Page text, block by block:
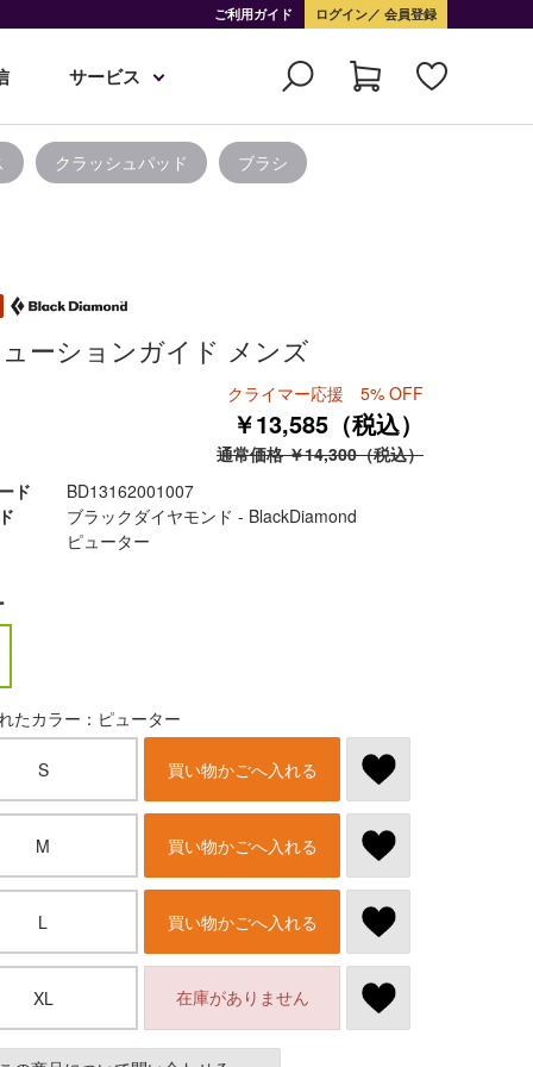
ご利用ガイド ログイン 会員登録
サービス
クラッシュパッド ブラシ
ーションガイド メンズ
クライマー応援 5% OFF
￥13,585（税込）
通常価格 ￥14,300（税込）
ド
BD13162001007
ブラックダイヤモンド - BlackDiamond
ピューター
たカラー：ピューター
S 買い物かごへ入れる
M 買い物かごへ入れる
L 買い物かごへ入れる
XL 在庫がありません